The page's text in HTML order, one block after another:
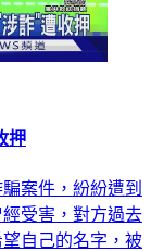
押
案件，紛紛遭到
受害，對方過去
自己的名字，被